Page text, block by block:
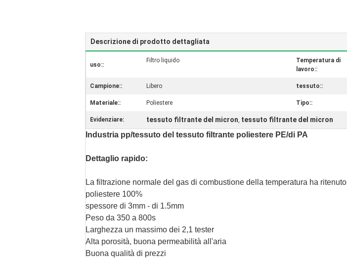
Descrizione di prodotto dettagliata
uso::
Filtro liquido
Temperatura di
lavoro::
Campione:: Libero tessuto::
Materiale:: Poliestere Tipo::
Evidenziare: tessuto filtrante del micron, tessuto filtrante del micron
Industria pp/tessuto del tessuto filtrante poliestere PE/di PA
Dettaglio rapido:
La filtrazione normale del gas di combustione della temperatura ha ritenuto
poliestere 100%
spessore di 3mm - di 1.5mm
Peso da 350 a 800s
Larghezza un massimo dei 2,1 tester
Alta porosità, buona permeabilità all'aria
Buona qualità di prezzi